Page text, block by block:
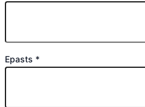
Epasts *